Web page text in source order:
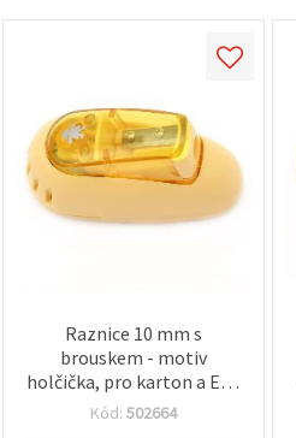
Raznice 10 mm s
brouskem - motiv
holčička, pro karton a EVA
pěnovku
Kód: 502664